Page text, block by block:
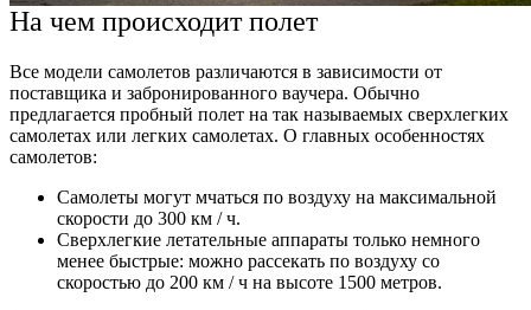
На чем происходит полет
Все модели самолетов различаются в зависимости от
поставщика и забронированного ваучера. Обычно
предлагается пробный полет на так называемых сверхлегких
самолетах или легких самолетах. О главных особенностях
самолетов:
Самолеты могут мчаться по воздуху на максимальной
скорости до 300 км / ч.
Сверхлегкие летательные аппараты только немного
менее быстрые: можно рассекать по воздуху со
скоростью до 200 км / ч на высоте 1500 метров.